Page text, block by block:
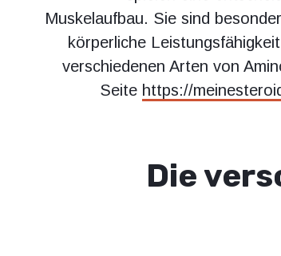
Muskelaufbau. Sie sind
körperliche
verschiedenen Arten von
Seite https://
Die